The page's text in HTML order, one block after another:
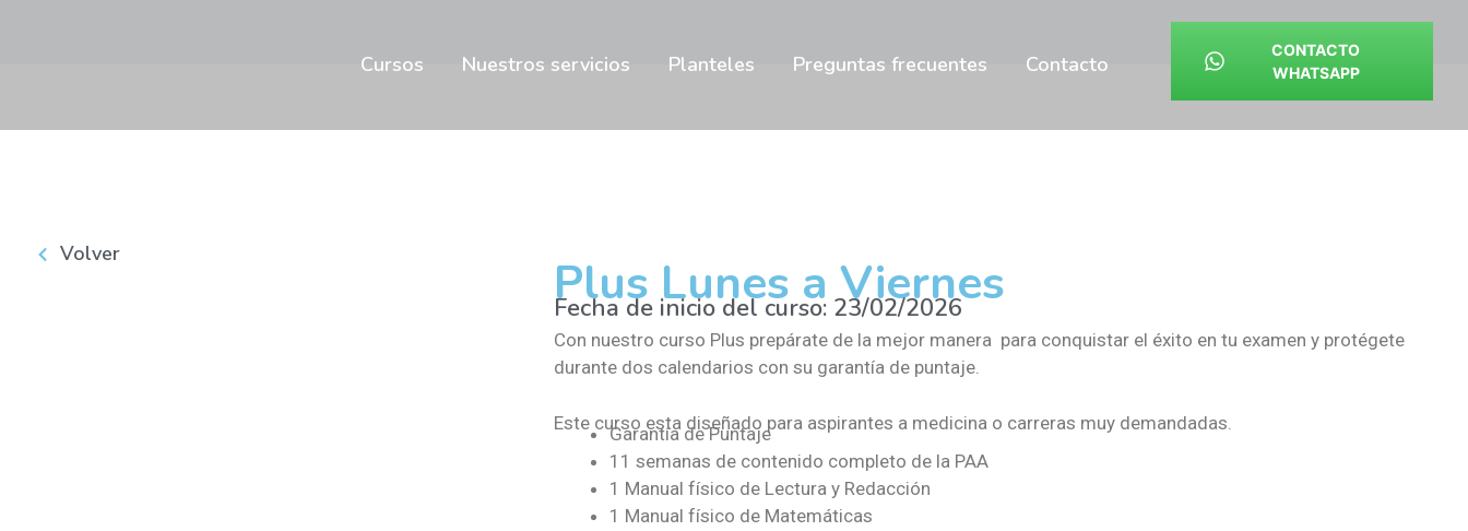
Cursos Nuestros servicios Planteles Preguntas frecuentes Contacto
CONTACTO
WHATSAPP
Volver Plus Lunes a Viernes
Fecha de inicio del curso: 23/02/2026
Con nuestro curso Plus prepárate de la mejor manera para conquistar el éxito en tu examen y protégete
durante dos calendarios con su garantía de puntaje.
Este curso esta diseñado para aspirantes a medicina o carreras muy demandadas.
Garantía de Puntaje
11 semanas de contenido completo de la PAA
1 Manual físico de Lectura y Redacción
1 Manual físico de Matemáticas